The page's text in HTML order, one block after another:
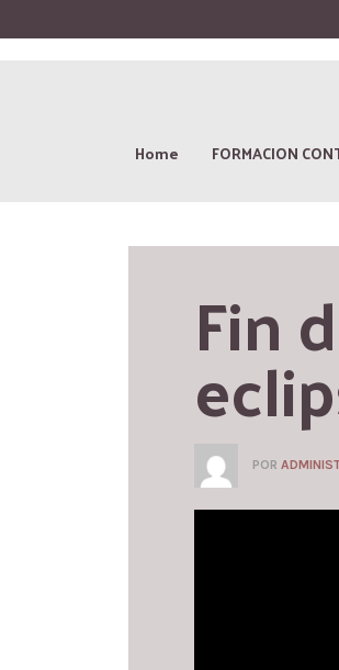
Home FORMACION
Fin
POR